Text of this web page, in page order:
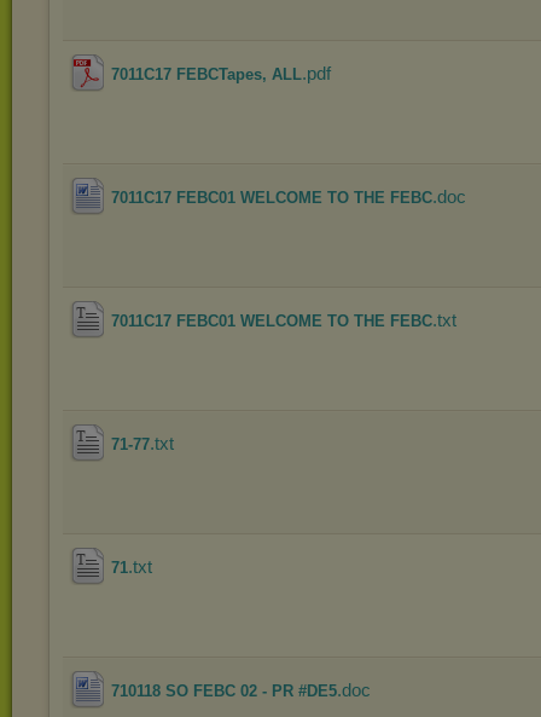
7011C17 FEBCTapes, ALL.pdf
7011C17 FEBC01 WELCOME TO THE FEBC.doc
7011C17 FEBC01 WELCOME TO THE FEBC.txt
71-77.txt
71.txt
710118 SO FEBC 02 - PR #DE5.doc